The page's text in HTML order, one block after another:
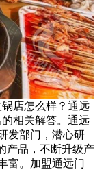
店怎么样？通远
相关解答。通远
发部门，潜心研
产品，不断升级产
富。加盟通远门